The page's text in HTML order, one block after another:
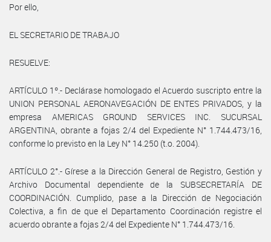
Por ello,
EL SECRETARIO DE TRABAJO
RESUELVE:
ARTÍCULO 1º.- Declárase homologado el Acuerdo suscripto entre la
UNION PERSONAL AERONAVEGACIÓN DE ENTES PRIVADOS, y la
empresa AMERICAS GROUND SERVICES INC. SUCURSAL
ARGENTINA, obrante a fojas 2/4 del Expediente N° 1.744.473/16,
conforme lo previsto en la Ley N° 14.250 (t.o. 2004).
ARTÍCULO 2°.- Gírese a la Dirección General de Registro, Gestión y
Archivo Documental dependiente de la SUBSECRETARÍA DE
COORDINACIÓN. Cumplido, pase a la Dirección de Negociación
Colectiva, a fin de que el Departamento Coordinación registre el
acuerdo obrante a fojas 2/4 del Expediente N° 1.744.473/16.